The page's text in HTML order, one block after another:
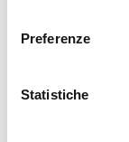
Preferenze
Statistiche